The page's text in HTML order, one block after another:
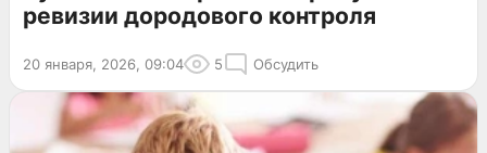
ревизии дородового контроля
20 января, 2026, 09:04 5 Обсудить